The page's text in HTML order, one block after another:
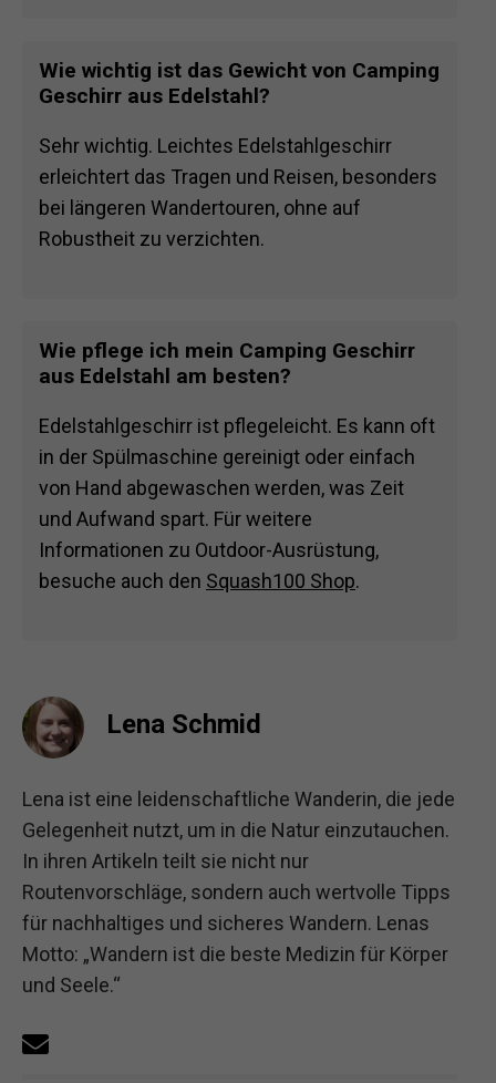
Wie wichtig ist das Gewicht von Camping
Geschirr aus Edelstahl?
Sehr wichtig. Leichtes Edelstahlgeschirr
erleichtert das Tragen und Reisen, besonders
bei längeren Wandertouren, ohne auf
Robustheit zu verzichten.
Wie pflege ich mein Camping Geschirr
aus Edelstahl am besten?
Edelstahlgeschirr ist pflegeleicht. Es kann oft
in der Spülmaschine gereinigt oder einfach
von Hand abgewaschen werden, was Zeit
und Aufwand spart. Für weitere
Informationen zu Outdoor-Ausrüstung,
besuche auch den Squash100 Shop.
Lena Schmid
Lena ist eine leidenschaftliche Wanderin, die jede
Gelegenheit nutzt, um in die Natur einzutauchen.
In ihren Artikeln teilt sie nicht nur
Routenvorschläge, sondern auch wertvolle Tipps
für nachhaltiges und sicheres Wandern. Lenas
Motto: „Wandern ist die beste Medizin für Körper
und Seele.“